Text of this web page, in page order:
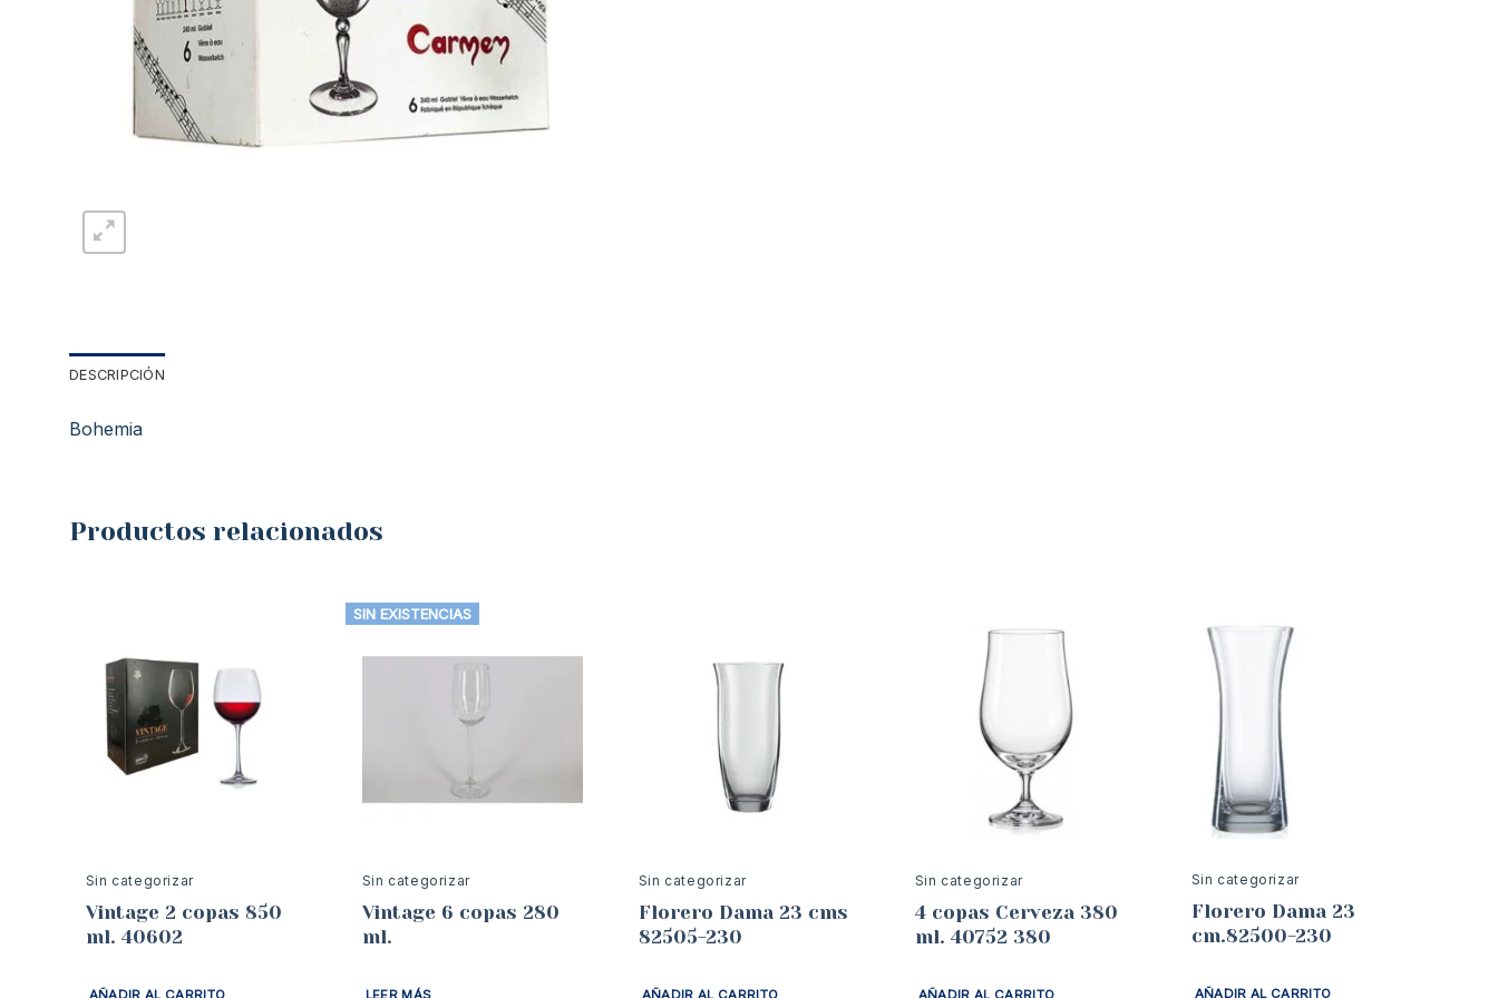
DESCRIPCIÓN
Bohemia
Productos relacionados
Sin categorizar
Vintage 2 copas 850
ml. 40602
AÑADIR AL CARRITO
SIN EXISTENCIAS
Sin categorizar
Vintage 6 copas 280
ml.
LEER MÁS
Sin categorizar
Florero Dama 23 cms
82505-230
AÑADIR AL CARRITO
Sin categorizar
4 copas Cerveza 380
ml. 40752 380
AÑADIR AL CARRITO
Sin categorizar
Florero Dama 23
cm.82500-230
AÑADIR AL CARRITO